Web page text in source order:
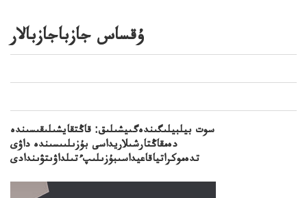
ۇقساس جازباجازبالار
سوت بيلبيلىگىندەگىيشىلىق: قاڭتقايشىلىقىسىندە
دەمقاڭتارشىلاريداسى بۇزىلىىسىندە داۋى
تدەموكراتياقاعيداسىبۇزىلىپءتىلداۋىتۋىندادى